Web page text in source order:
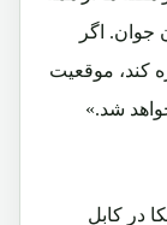
جوان. اگر
کند، موقعیت
شد.»
در کابل